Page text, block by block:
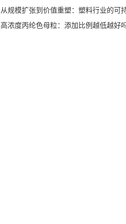
从规模扩张到价值重塑：塑料行业的可
高浓度丙纶色母粒：添加比例越低越好